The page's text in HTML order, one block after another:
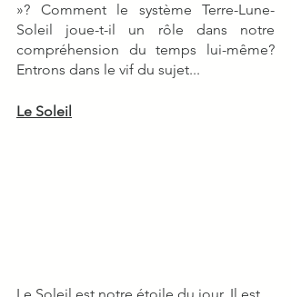
»? Comment le système Terre-Lune-
Soleil joue-t-il un rôle dans notre
compréhension du temps lui-même?
Entrons dans le vif du sujet...
Le Soleil